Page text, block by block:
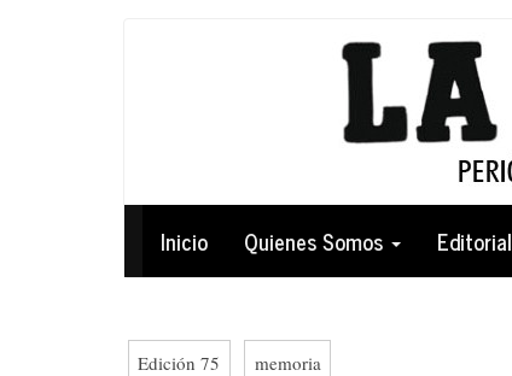
Navegación
principal
Inicio Quienes Somos Editorial
Edición 75 memoria